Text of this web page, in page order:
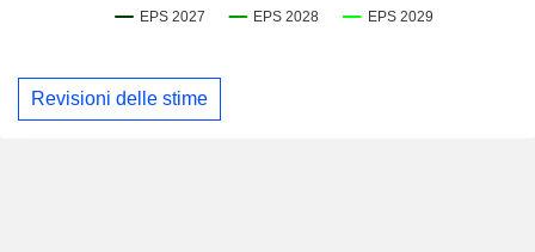
Revisioni delle stime